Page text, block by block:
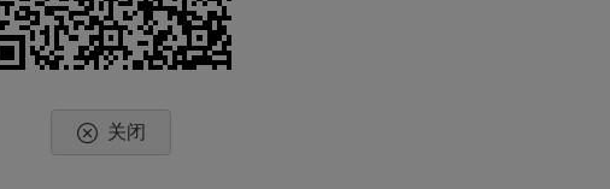
关闭